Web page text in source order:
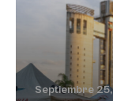
Septiembre